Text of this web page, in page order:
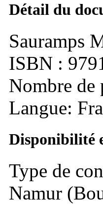
Détail du
Sauramps
ISBN :
Nombre de
Langue:
Disponibilité
Type de
Namur